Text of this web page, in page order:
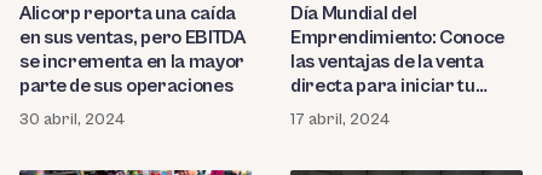
Alicorp reporta una caída
en sus ventas, pero EBITDA
se incrementa en la mayor
parte de sus operaciones
30 abril, 2024
Día Mundial del
Emprendimiento: Conoce
las ventajas de la venta
directa para iniciar tu
negocio
17 abril, 2024